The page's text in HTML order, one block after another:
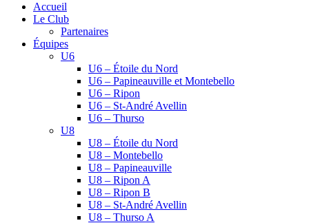
Accueil
Le Club
Partenaires
Équipes
U6
U6 – Étoile du Nord
U6 – Papineauville et Montebello
U6 – Ripon
U6 – St-André Avellin
U6 – Thurso
U8
U8 – Étoile du Nord
U8 – Montebello
U8 – Papineauville
U8 – Ripon A
U8 – Ripon B
U8 – St-André Avellin
U8 – Thurso A